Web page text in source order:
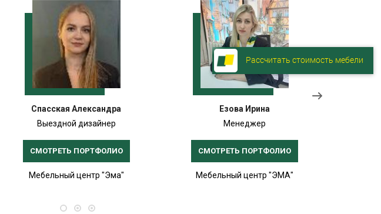
Спасская Александра
Выездной дизайнер
СМОТРЕТЬ ПОРТФОЛИО
Мебельный центр "Эма"
Езова Ирина
Менеджер
СМОТРЕТЬ ПОРТФОЛИО
Мебельный центр "ЭМА"
Рассчитать стоимость мебели